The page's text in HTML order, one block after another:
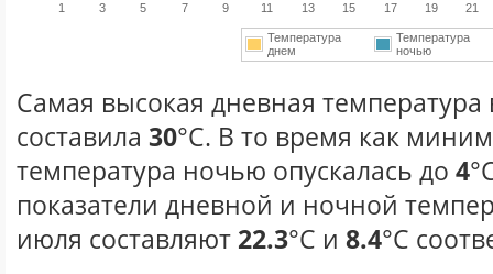
1 3 5 7 9 11 13 15 17 19 21
Температура
днем
Температура
ночью
Самая высокая дневная температура
составила 30°С. В то время как
температура ночью опускалась до 4
показатели дневной и ночной
июля составляют 22.3°С и 8.4°С